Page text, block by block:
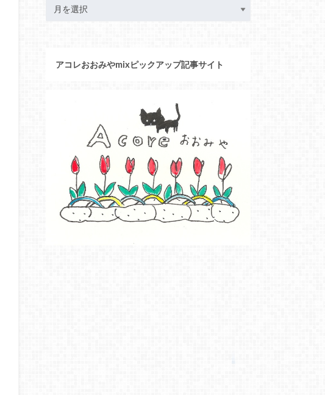
アコレおおみやmixピックアップ記事サイト